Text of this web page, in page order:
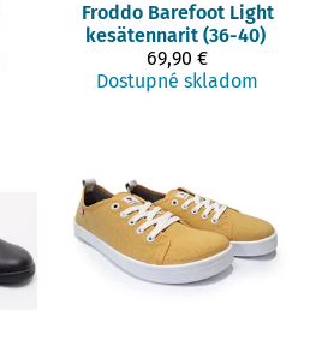
Froddo Barefoot Light
kesätennarit (36-40)
69,90 €
Dostupné skladom